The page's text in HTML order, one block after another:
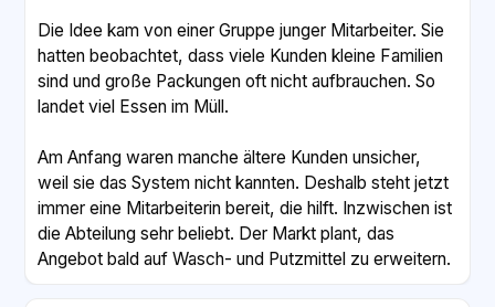
Die Idee kam von einer Gruppe junger Mitarbeiter. Sie
hatten beobachtet, dass viele Kunden kleine Familien
sind und große Packungen oft nicht aufbrauchen. So
landet viel Essen im Müll.
Am Anfang waren manche ältere Kunden unsicher,
weil sie das System nicht kannten. Deshalb steht jetzt
immer eine Mitarbeiterin bereit, die hilft. Inzwischen ist
die Abteilung sehr beliebt. Der Markt plant, das
Angebot bald auf Wasch- und Putzmittel zu erweitern.